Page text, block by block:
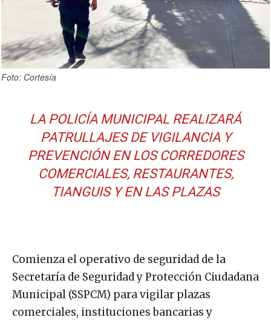
Foto: Cortesía
LA POLICÍA MUNICIPAL REALIZARÁ
PATRULLAJES DE VIGILANCIA Y
PREVENCIÓN EN LOS CORREDORES
COMERCIALES, RESTAURANTES,
TIANGUIS Y EN LAS PLAZAS
Comienza el operativo de seguridad de la
Secretaría de Seguridad y Protección Ciudadana
Municipal (SSPCM) para vigilar plazas
comerciales, instituciones bancarias y